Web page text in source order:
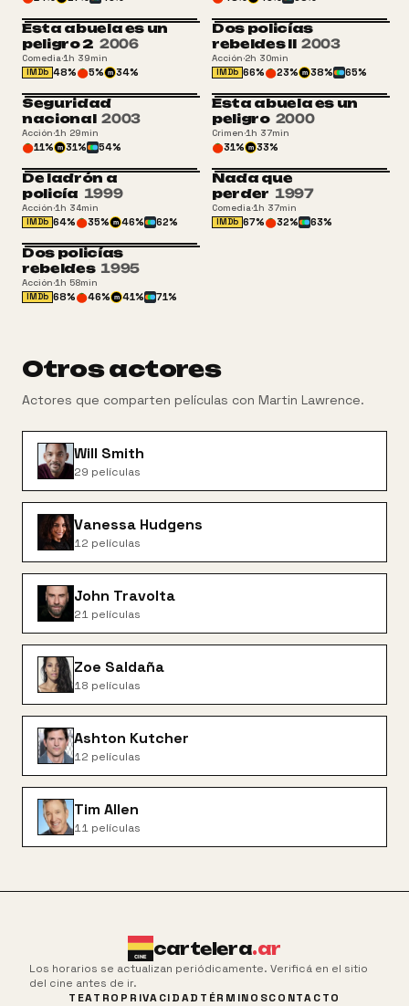
Esta abuela es un
peligro 2 2006
Comedia·1h 39min
IMDb 48% 5% m 34%
Dos policías
rebeldes II 2003
Acción·2h 30min
IMDb 66% 23% m 38% 65%
Seguridad
nacional 2003
Acción·1h 29min
11% m 31% 54%
+13
Esta abuela es un
peligro 2000
Crimen·1h 37min
31% m 33%
De ladrón a
policía 1999
Acción·1h 34min
IMDb 64% 35% m 46% 62%
Nada que
perder 1997
Comedia·1h 37min
IMDb 67% 32% 63%
Dos policías
rebeldes 1995
Acción·1h 58min
IMDb 68% 46% m 41% 71%
Otros actores
Actores que comparten películas con Martin Lawrence.
Will Smith
29 películas
Vanessa Hudgens
12 películas
John Travolta
21 películas
Zoe Saldaña
18 películas
Ashton Kutcher
12 películas
Tim Allen
11 películas
cartelera.ar
Los horarios se actualizan periódicamente. Verificá en el sitio
del cine antes de ir.
TEATRO PRIVACIDAD TÉRMINOSCONTACTO